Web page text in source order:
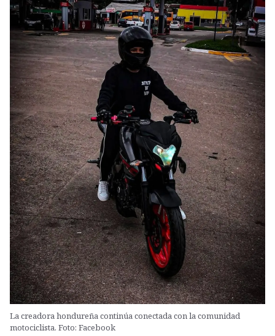
La creadora hondureña continúa conectada con la comunidad
motociclista. Foto: Facebook